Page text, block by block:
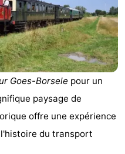
Goes-Borsele pour un
paysage de
offre une expérience
du transport